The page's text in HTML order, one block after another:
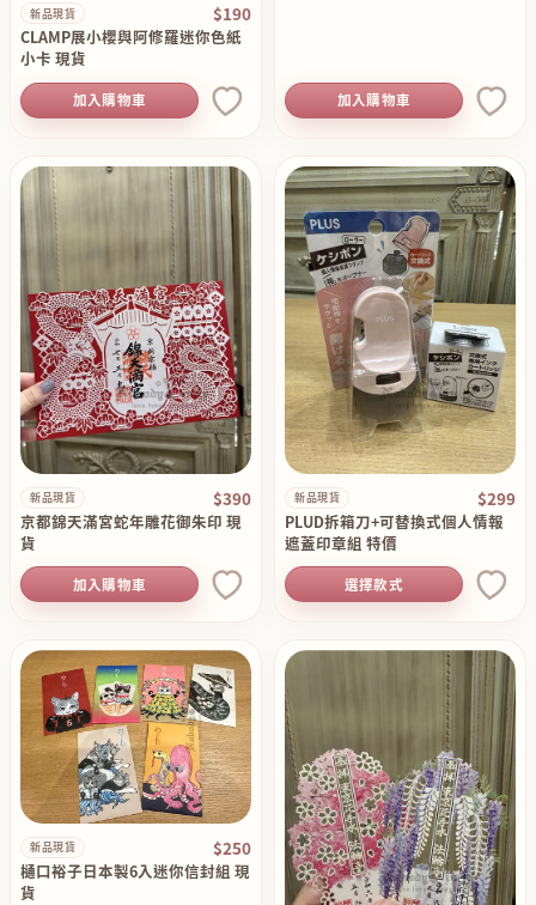
新品現貨 $190
CLAMP展小櫻與阿修羅迷你色紙
小卡 現貨
加入購物車 加入購物車
新品現貨 $390
京都錦天滿宮蛇年雕花御朱印 現
貨
加入購物車
新品現貨 $299
PLUD拆箱刀+可替換式個人情報
遮蓋印章組 特價
選擇款式
新品現貨 $250
樋口裕子日本製6入迷你信封組 現
貨